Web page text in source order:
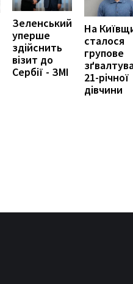
Зеленський
уперше
здійснить
візит до
Сербії - ЗМІ
На
сталося
групове
21-річної
дівчини